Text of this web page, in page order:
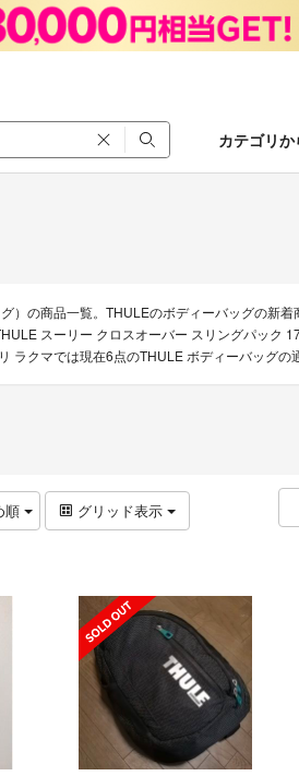
カテゴリ
）の商品一覧。THULEのボディーバッグの新
スーリー クロスオーバー スリングパック
クマでは現在6点のTHULE ボディーバッグの
順 グリッド表示